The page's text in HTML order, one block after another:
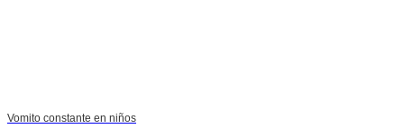
Vomito constante en niños